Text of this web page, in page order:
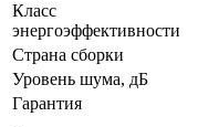
Класс
энергоэффективности
Страна сборки
Уровень шума, дБ
Гарантия